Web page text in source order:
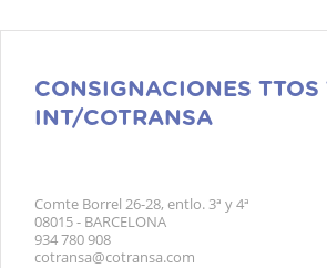
CONSIGNACIONES TTOS
INT/COTRANSA
Comte Borrel 26-28, entlo. 3ª y 4ª
08015 - BARCELONA
934 780 908
cotransa@cotransa.com